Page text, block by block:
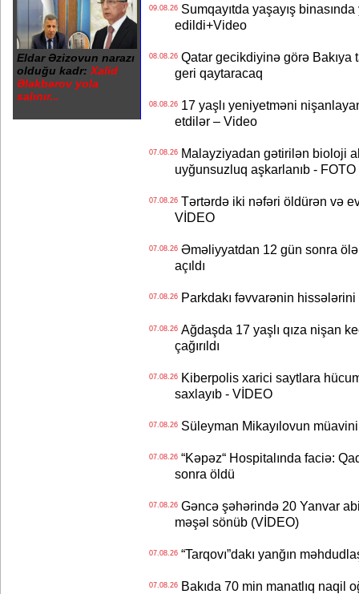
Eldar Əzizovun narazı
olduğu kadr: Xalid
Ələkbərov yola
salınır...
09.08.26Sumqayıtda yaşayış
edildi+Video
08.08.26Qatar gecikdiyinə görə Bakıya
geri qaytaracaq
08.08.2617 yaşlı yeniyetməni
etdilər – Video
07.08.26Malayziyadan gətirilən bioloji
uyğunsuzluq aşkarlanıb - FOTO
07.08.26Tərtərdə iki nəfəri öldürən və
VİDEO
07.08.26Əməliyyatdan 12 gün sonra
açıldı
07.08.26Parkdakı fəvvarənin hissələrini
07.08.26Ağdaşda 17 yaşlı qıza nişan
çağırıldı
07.08.26Kiberpolis xarici saytlara
saxlayıb - VİDEO
07.08.26Süleyman Mikayılovun
07.08.26“Kəpəz“ Hospitalında faciə:
sonra öldü
07.08.26Gəncə şəhərində 20 Yanvar
məşəl sönüb (VİDEO)
07.08.26“Tarqovı”dakı yanğın
07.08.26Bakıda 70 min manatlıq naqil